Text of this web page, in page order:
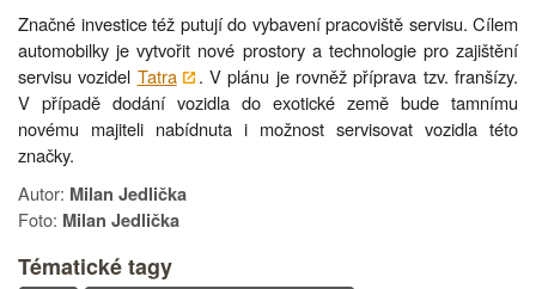
Značné investice též putují do vybavení pracoviště servisu. Cílem
automobilky je vytvořit nové prostory a technologie pro zajištění
servisu vozidel Tatra
. V plánu je rovněž příprava tzv. franšízy.
V případě dodání vozidla do exotické země bude tamnímu
novému majiteli nabídnuta i možnost servisovat vozidla této
značky.
Autor: Milan Jedlička
Foto: Milan Jedlička
Tématické tagy